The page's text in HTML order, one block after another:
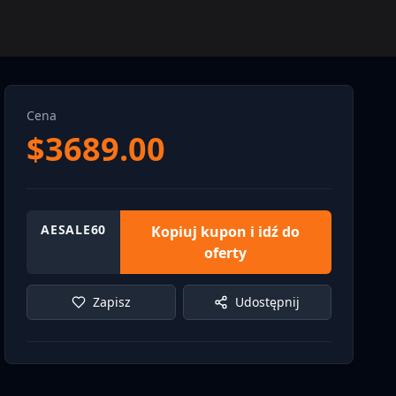
Cena
$3689.00
AESALE60
Kopiuj kupon i idź do
oferty
Zapisz Udostępnij